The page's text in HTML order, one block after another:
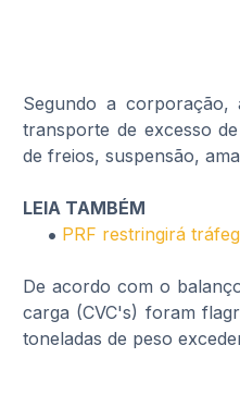
Segundo a
transporte de excesso
de freios, suspensão,
LEIA TAMBÉM
PRF restringirá
De acordo com o
carga (CVC's) foram
toneladas de peso